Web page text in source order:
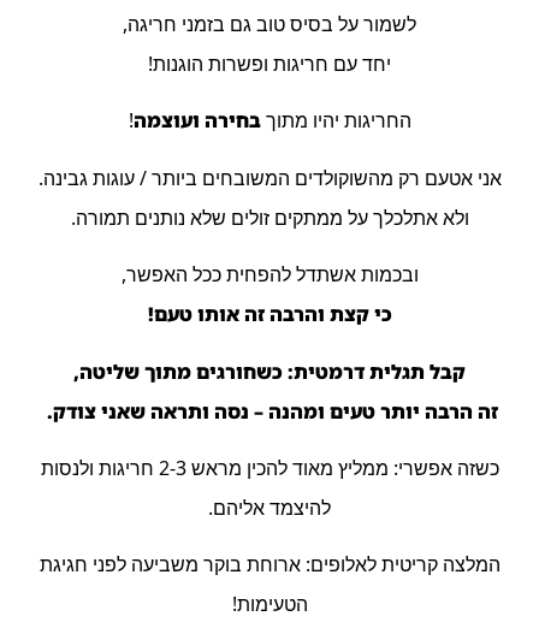
לשמור על בסיס טוב גם בזמני חריגה,
יחד עם חריגות ופשרות הוגנות!
החריגות יהיו מתוךבחירה ועוצמה!
אני אטעם רק מהשוקולדים המשובחים ביותר / עוגות גבינה.
ולא אתלכלך על ממתקים זולים שלא נותנים תמורה.
ובכמות אשתדל להפחית ככל האפשר,
כי קצת והרבה זה אותו טעם!
קבל תגלית דרמטית: כשחורגים מתוך שליטה,
זה הרבה יותר טעים ומהנה – נסה ותראה שאני צודק.
כשזה אפשרי: ממליץ מאוד להכין מראש 2-3 חריגות ולנסות
להיצמד אליהם.
המלצה קריטית לאלופים: ארוחת בוקר משביעה לפני חגיגת
הטעימות!